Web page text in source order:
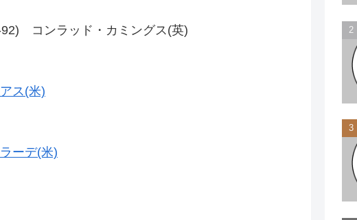
コンラッド・カミングス(英)
ス(米)
ーデ(米)